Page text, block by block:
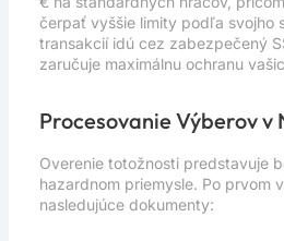
čerpať vyššie limity podľa svojho
transakcií idú cez zabezpečený
zaručuje maximálnu ochranu
Procesovanie Výberov v
Overenie totožnosti predstavuje
hazardnom priemysle. Po prvom
nasledujúce dokumenty: